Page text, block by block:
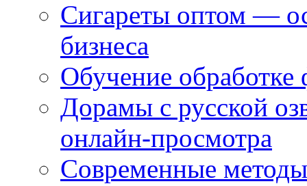
Сигареты оптом —
бизнеса
Обучение
Дорамы с русской
онлайн-просмотра
Современные